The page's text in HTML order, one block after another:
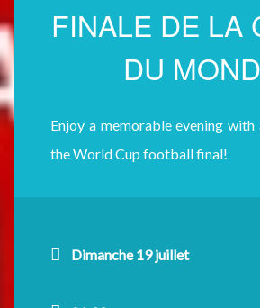
FINALE DE LA
DU
Enjoy a memorable evening
the World Cup football final!
Dimanche 19 juillet